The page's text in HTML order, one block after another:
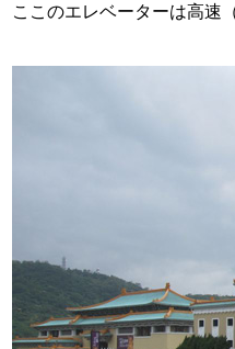
ここのエレベーターは高速